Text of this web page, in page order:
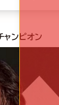
ンピオン